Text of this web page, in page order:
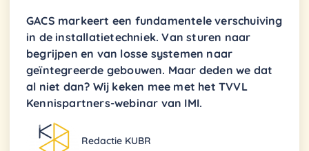
GACS markeert een fundamentele verschuiving
in de installatietechniek. Van sturen naar
begrijpen en van losse systemen naar
geïntegreerde gebouwen. Maar deden we dat
al niet dan? Wij keken mee met het TVVL
Kennispartners-webinar van IMI.
Redactie KUBR